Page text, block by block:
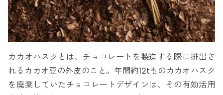
カカオハスクとは、チョコレートを製造する際に排出さ
れるカカオ豆の外皮のこと。年間約12tものカカオハスク
を廃棄していたチョコレートデザインは、その有効活用